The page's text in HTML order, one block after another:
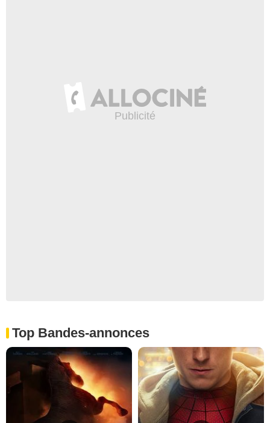
Top Bandes-annonces